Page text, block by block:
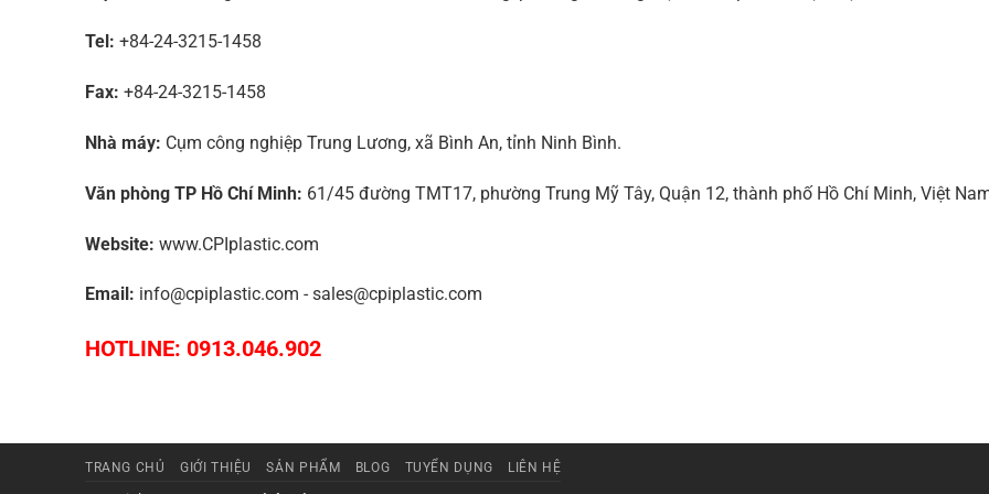
Tel: +84-24-3215-1458
Fax: +84-24-3215-1458
Nhà máy: Cụm công nghiệp Trung Lương, xã Bình An, tỉnh Ninh Bình.
Văn phòng TP Hồ Chí Minh: 61/45 đường TMT17, phường Trung Mỹ Tây, Quận 12, thành phố Hồ Chí Minh, Việt
Website: www.CPIplastic.com
Email: info@cpiplastic.com - sales@cpiplastic.com
HOTLINE: 0913.046.902
TRANG CHỦ GIỚI THIỆU SẢN PHẨM BLOG TUYỂN DỤNG LIÊN HỆ